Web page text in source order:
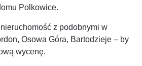
Polkowice.
z podobnymi w
Osowa Góra, Bartodzieje – by
wycenę.